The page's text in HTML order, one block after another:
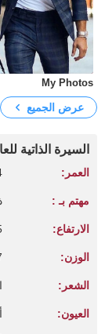
My Photos
عرض الجميع
السيرة الذاتية
العمر:
مهتم بـ :
الارتفاع:
الوزن:
الشعر:
العيون: